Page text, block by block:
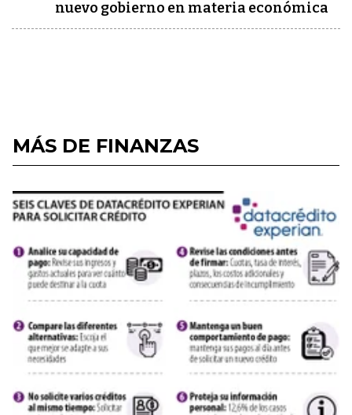
nuevo gobierno en materia económica
MÁS DE FINANZAS